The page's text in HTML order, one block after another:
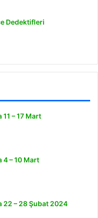
Dedektifleri
– 17 Mart
4 – 10 Mart
22 – 28 Şubat 2024